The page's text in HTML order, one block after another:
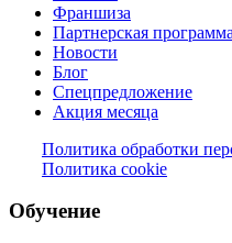
Франшиза
Партнерская программа
Новости
Блог
Спецпредложение
Акция месяца
Политика обработки
Политика cookie
Обучение